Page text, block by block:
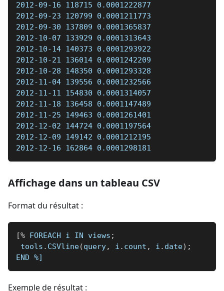
2012-09-16 118715 0.0001222877
2012-09-23 120799 0.0001211773
2012-09-30 137809 0.0001365837
2012-10-07 133929 0.0001313643
2012-10-14 140373 0.0001293922
2012-10-21 136014 0.0001242209
2012-10-28 148350 0.0001293328
2012-11-04 139556 0.0001232566
2012-11-11 154830 0.0001314057
2012-11-18 136458 0.0001147489
2012-11-25 149463 0.0001261401
2012-12-02 144724 0.0001197564
2012-12-09 149142 0.0001212195
2012-12-16 162864 0.0001298181
Affichage dans un tableau CSV
Format du résultat :
[% FOREACH i IN views ;
tools . CSVline(query, i . count , i . date) ;
END %]
Exemple de résultat :